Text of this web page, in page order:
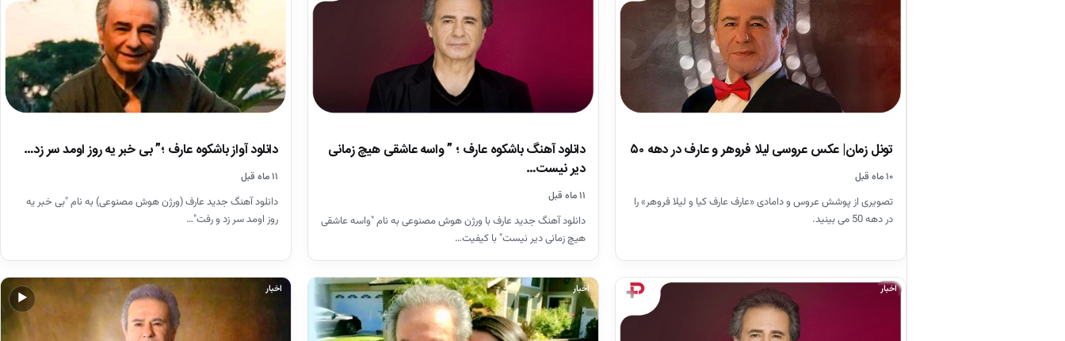
تونل زمان| عکس عروسی لیلا فروهر و عارف در دهه ۵۰
۱۰ ماه قبل
تصویری از پوشش عروس و دامادی «عارف عارف کیا و لیلا فروهر» را
در دهه 50 می بینید.
دانلود آهنگ باشکوه عارف ؛ ” واسه عاشقی هیچ زمانی
دیر نیست…
۱۱ ماه قبل
دانلود آهنگ جدید عارف با ورژن هوش مصنوعی به نام "واسه عاشقی
هیچ زمانی دیر نیست" با کیفیت…
دانلود آواز باشکوه عارف ؛” بی خبر یه روز اومد سر زد…
۱۱ ماه قبل
دانلود آهنگ جدید عارف (ورژن هوش مصنوعی) به نام "بی خبر یه
روز اومد سر زد و رفت"…
اخبار اخبار
▶
اخبار